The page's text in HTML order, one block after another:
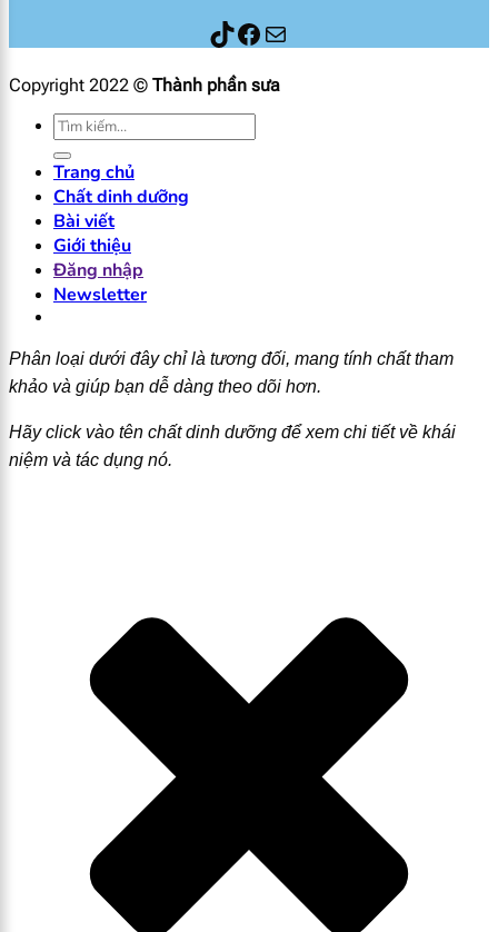
Thành phần sữaFacebook
Mail
Copyright 2022 © Thành phần sưa
Tìm
kiếm:
Trang chủ
Chất dinh dưỡng
Bài viết
Giới thiệu
Đăng nhập
Newsletter
Phân loại dưới đây chỉ là tương đối, mang tính chất tham
khảo và giúp bạn dễ dàng theo dõi hơn.
Hãy click vào tên chất dinh dưỡng để xem chi tiết về khái
niệm và tác dụng nó.